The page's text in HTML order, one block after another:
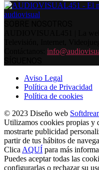
Aviso Legal
Política de Privacidad
Política de cookies
© 2023 Diseño web
Utilizamos cookies propias y
mostrarte publicidad
partir de tus hábitos de
Clica AQUÍ para más
Puedes aceptar todas las
configurarlas o rechazar su